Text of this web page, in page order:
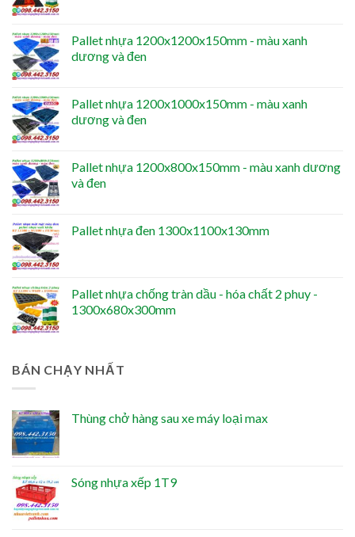
Pallet nhựa 1200x1200x150mm - màu xanh
dương và đen
Pallet nhựa 1200x1000x150mm - màu xanh
dương và đen
Pallet nhựa 1200x800x150mm - màu xanh dương
và đen
Pallet nhựa đen 1300x1100x130mm
Pallet nhựa chống tràn dầu - hóa chất 2 phuy -
1300x680x300mm
BÁN CHẠY NHẤT
Thùng chở hàng sau xe máy loại max
Sóng nhựa xếp 1T9